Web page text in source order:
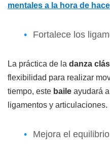
mentales a la hora de
Fortalece los
La práctica de la danza
flexibilidad para realizar
tiempo, este baile ayudará
ligamentos y articulaciones.
Mejora el